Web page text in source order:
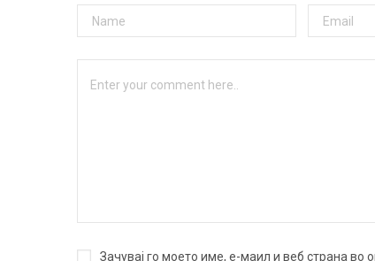
Зачувај го моето име, е-маил и веб страна во